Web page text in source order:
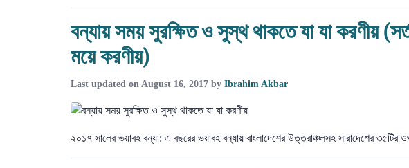
বন্যায় সময় সুরক্ষিত ও সুস্থ থাকতে যা যা করণীয়
ময়ে করণীয়)
Last updated on August 16, 2017 by Ibrahim Akbar
২০১৭ সালের ভয়াবহ বন্যা: এ বছরের ভয়াবহ বন্যায় বাংলাদেশের উত্তরাঞ্চলসহ সারাদেশের